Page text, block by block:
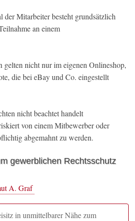
der Mitarbeiter besteht grundsätzlich
an einem
nicht nur im eigenen Onlineshop,
die bei eBay und Co. eingestellt
nicht beachtet handelt
von einem Mitbewerber oder
abgemahnt zu werden.
gewerblichen Rechtsschutz
A. Graf
in unmittelbarer Nähe zum